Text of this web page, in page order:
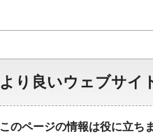
より良いウェブサイ
このページの情報は役に立ち